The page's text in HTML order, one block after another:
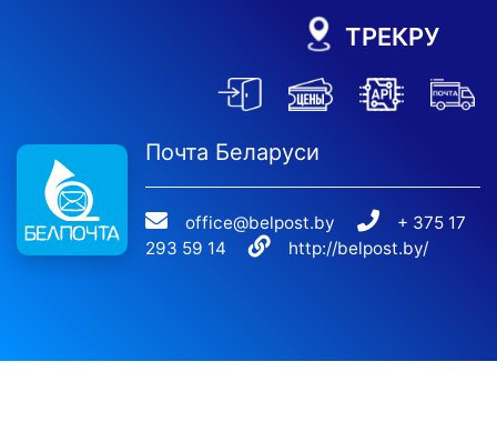
ТРЕКРУ
Почта Беларуси
office@belpost.by
+ 375 17
293 59 14
http://belpost.by/